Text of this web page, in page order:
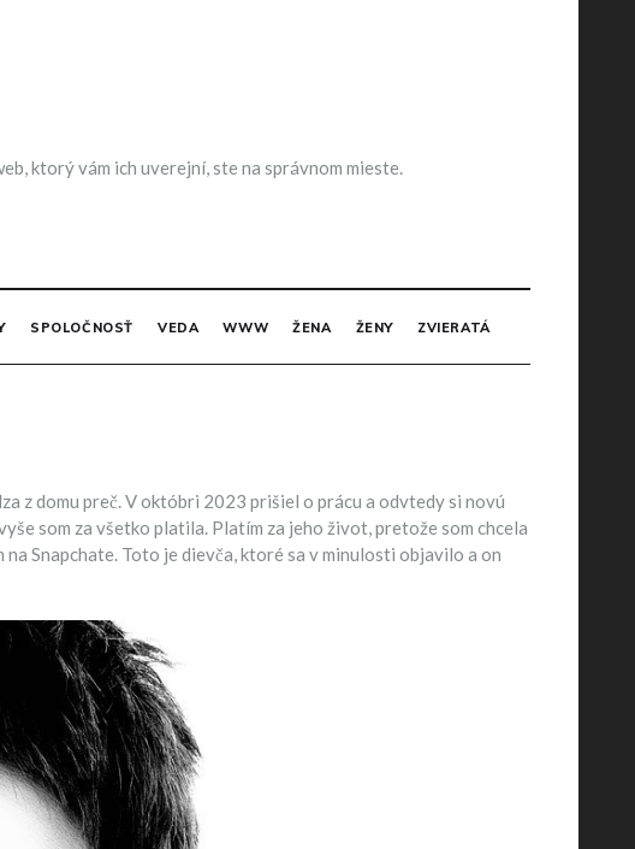
ktorý vám ich uverejní, ste na správnom mieste.
SPOLOČNOSŤ VEDA WWW ŽENA ŽENY ZVIERATÁ
z domu preč. V októbri 2023 prišiel o prácu a odvtedy si novú
som za všetko platila. Platím za jeho život, pretože som chcela
Snapchate. Toto je dievča, ktoré sa v minulosti objavilo a on